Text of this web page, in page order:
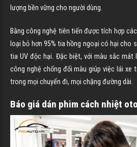
lượng bền vững cho người dùng.
Bằng công nghệ tiên tiến được tích hợp
loại bỏ hơn 95% tia hồng ngoại có hại cho
tia UV độc hại. Đặc biệt, với màu sắc
công nghệ chống đổi màu giúp việc lái xe
trong mọi chuyến đi, mọi chặng đường dài.
Báo giá dán phim cách nhiệt